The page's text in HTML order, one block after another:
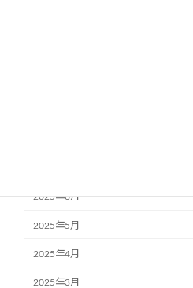
2025年6月
2025年5月
2025年4月
2025年3月